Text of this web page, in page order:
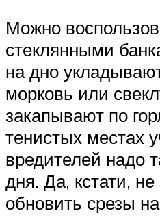
Можно
стеклянными
на дно
морковь или
закапывают по
тенистых местах
вредителей надо
дня. Да, кстати, не
обновить срезы